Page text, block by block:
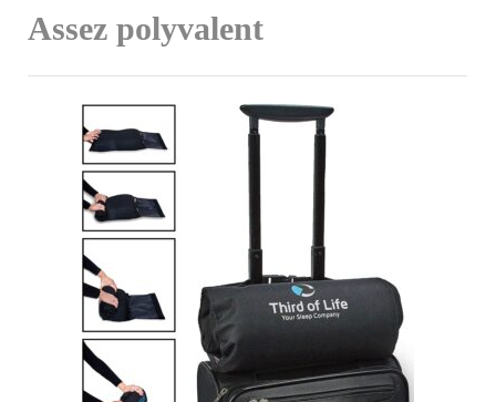
Assez polyvalent